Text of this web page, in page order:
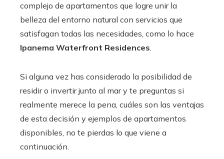
complejo de apartamentos que logre unir la
belleza del entorno natural con servicios que
satisfagan todas las necesidades, como lo hace
Ipanema Waterfront Residences.
Si alguna vez has considerado la posibilidad de
residir o invertir junto al mar y te preguntas si
realmente merece la pena, cuáles son las ventajas
de esta decisión y ejemplos de apartamentos
disponibles, no te pierdas lo que viene a
continuación.